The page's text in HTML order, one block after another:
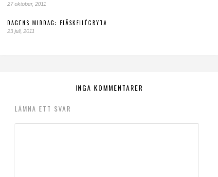
27 oktober, 2011
DAGENS MIDDAG: FLÄSKFILÉGRYTA
23 juli, 2011
INGA KOMMENTARER
LÄMNA ETT SVAR